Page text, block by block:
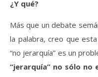
¿Y qué?
Más que un debate
la palabra, creo que
“no jerarquía” es un
“jerarquía” no sólo no